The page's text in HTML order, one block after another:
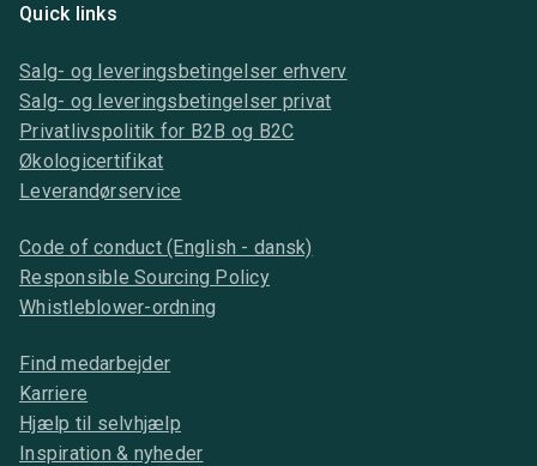
Quick links
Salg- og leveringsbetingelser erhverv
Salg- og leveringsbetingelser privat
Privatlivspolitik for B2B og B2C
Økologicertifikat
Leverandørservice
Code of conduct (English - dansk)
Responsible Sourcing Policy
Whistleblower-ordning
Find medarbejder
Karriere
Hjælp til selvhjælp
Inspiration & nyheder